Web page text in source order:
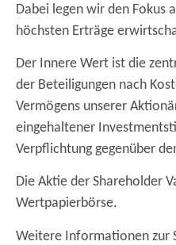
Dabei legen wir den Fokus
höchsten Erträge
Der Innere Wert ist die
der Beteiligungen nach
Vermögens unserer
eingehaltener
Verpflichtung gegenüber
Die Aktie der Shareholder
Wertpapierbörse.
Weitere Informationen zur